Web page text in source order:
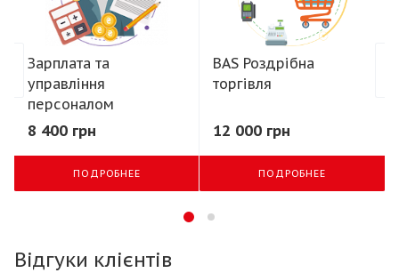
Зарплата та
управління
персоналом
8 400 грн
ПОДРОБНЕЕ
BAS Роздрібна
торгівля
12 000 грн
ПОДРОБНЕЕ
Відгуки клієнтів